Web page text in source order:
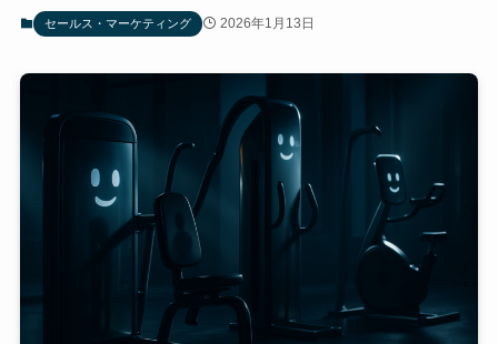
セールス・マーケティング 2026年1月13日